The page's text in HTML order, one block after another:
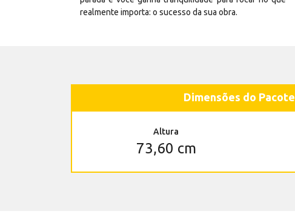
realmente importa: o sucesso da sua obra.
Dimensões do Pacote
Altura
73,60 cm